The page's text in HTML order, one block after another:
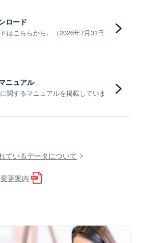
ロード
はこちらから。（2026年7月31日
ニュアル
関するマニュアルを掲載していま
ているデータについて
更案内